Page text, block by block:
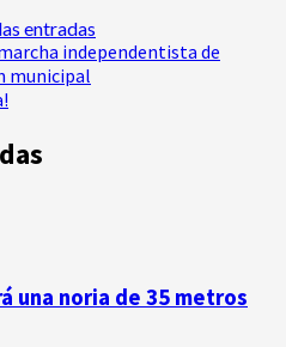
entradas
independentista de
municipal
una noria de 35 metros